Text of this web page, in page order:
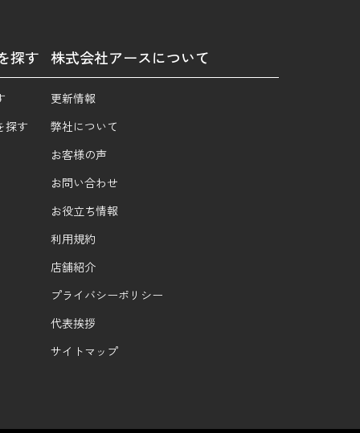
探す
探す
株式会社アースについて
更新情報
弊社について
お客様の声
お問い合わせ
お役立ち情報
利用規約
店舗紹介
プライバシーポリシー
代表挨拶
サイトマップ